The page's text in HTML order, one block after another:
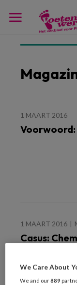
1 MAART 2016
1 MAART 2016
Casus:
We Care About
We and our889